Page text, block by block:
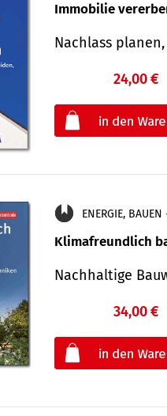
Immobilie
Nachlass
24,00 €
ENERGIE,
Klimafreundlich
Nachhaltige
34,00 €